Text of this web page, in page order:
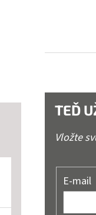
TEĎ
Vložte
E-mail